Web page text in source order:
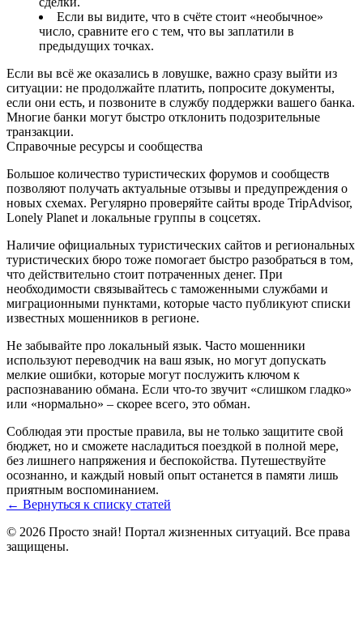
Если вы видите, что в счёте стоит «необычное»
число, сравните его с тем, что вы заплатили в
предыдущих точках.
Если вы всё же оказались в ловушке, важно сразу выйти из
ситуации: не продолжайте платить, попросите документы,
если они есть, и позвоните в службу поддержки вашего банка.
Многие банки могут быстро отклонить подозрительные
транзакции.
Справочные ресурсы и сообщества
Большое количество туристических форумов и сообществ
позволяют получать актуальные отзывы и предупреждения о
новых схемах. Регулярно проверяйте сайты вроде TripAdvisor,
Lonely Planet и локальные группы в соцсетях.
Наличие официальных туристических сайтов и региональных
туристических бюро тоже помогает быстро разобраться в том,
что действительно стоит потраченных денег. При
необходимости связывайтесь с таможенными службами и
миграционными пунктами, которые часто публикуют списки
известных мошенников в регионе.
Не забывайте про локальный язык. Часто мошенники
используют переводчик на ваш язык, но могут допускать
мелкие ошибки, которые могут послужить ключом к
распознаванию обмана. Если что‑то звучит «слишком гладко»
или «нормально» – скорее всего, это обман.
Соблюдая эти простые правила, вы не только защитите свой
бюджет, но и сможете насладиться поездкой в полной мере,
без лишнего напряжения и беспокойства. Путешествуйте
осознанно, и каждый новый опыт останется в памяти лишь
приятным воспоминанием.
← Вернуться к списку статей
© 2026 Просто знай! Портал жизненных ситуаций. Все права
защищены.